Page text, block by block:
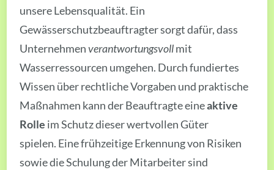
unsere Lebensqualität. Ein
Gewässerschutzbeauftragter sorgt dafür, dass
Unternehmenverantwortungsvollmit
Wasserressourcen umgehen. Durch fundiertes
Wissen über rechtliche Vorgaben und praktische
Maßnahmen kann der Beauftragte eineaktive
Rolle im Schutz dieser wertvollen Güter
spielen. Eine frühzeitige Erkennung von Risiken
sowie die Schulung der Mitarbeiter sind